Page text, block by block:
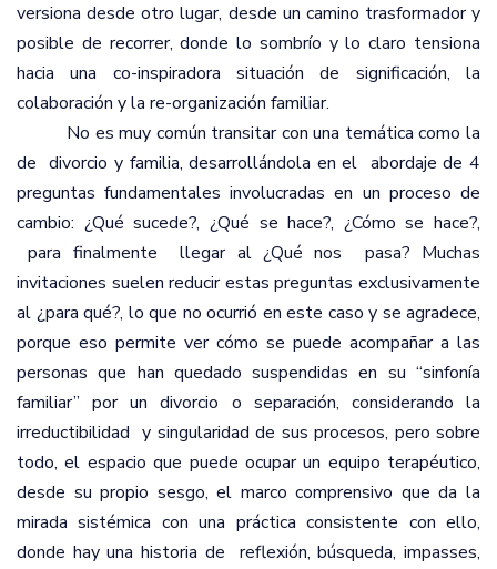
versiona desde otro lugar, desde un camino trasformador y
posible de recorrer, donde lo sombrío y lo claro tensiona
hacia una co-inspiradora situación de significación, la
colaboración y la re-organización familiar.
No es muy común transitar con una temática como la
de divorcio y familia, desarrollándola en el abordaje de 4
preguntas fundamentales involucradas en un proceso de
cambio: ¿Qué sucede?, ¿Qué se hace?, ¿Cómo se hace?,
para finalmente
llegar al ¿Qué nos
pasa? Muchas
invitaciones suelen reducir estas preguntas exclusivamente
al ¿para qué?, lo que no ocurrió en este caso y se agradece,
porque eso permite ver cómo se puede acompañar a las
personas que han quedado suspendidas en su “sinfonía
familiar” por un divorcio o separación, considerando la
irreductibilidad y singularidad de sus procesos, pero sobre
todo, el espacio que puede ocupar un equipo terapéutico,
desde su propio sesgo, el marco comprensivo que da la
mirada sistémica con una práctica consistente con ello,
donde hay una historia de
reflexión, búsqueda, impasses,